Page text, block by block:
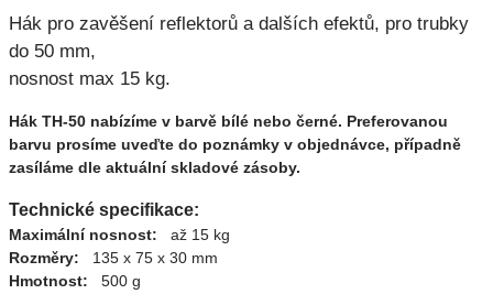
Hák pro zavěšení reflektorů a dalších efektů, pro trubky
do 50 mm,
nosnost max 15 kg.
Hák TH-50 nabízíme v barvě bílé nebo černé. Preferovanou
barvu prosíme uveďte do poznámky v objednávce, případně
zasíláme dle aktuální skladové zásoby.
Technické specifikace:
Maximální nosnost: až 15 kg
Rozměry: 135 x 75 x 30 mm
Hmotnost: 500 g